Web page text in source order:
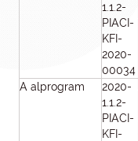
1.1.2-
PIACI-
KFI-
2020-
00034
A alprogram
2020-
1.1.2-
PIACI-
KFI-